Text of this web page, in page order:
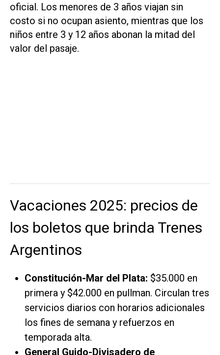
oficial. Los menores de 3 años viajan sin
costo si no ocupan asiento, mientras que los
niños entre 3 y 12 años abonan la mitad del
valor del pasaje.
Vacaciones 2025: precios de
los boletos que brinda Trenes
Argentinos
Constitución-Mar del Plata: $35.000 en
primera y $42.000 en pullman. Circulan tres
servicios diarios con horarios adicionales
los fines de semana y refuerzos en
temporada alta.
General Guido-Divisadero de